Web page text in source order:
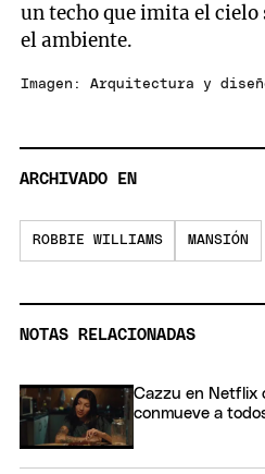
un techo que imita el
el ambiente.
Imagen: Arquitectura y
ARCHIVADO EN
ROBBIE WILLIAMS MANSIÓN
NOTAS RELACIONADAS
Cazzu en Netflix
conmueve a